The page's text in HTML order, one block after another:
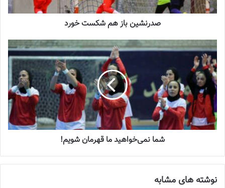
لیست تیم ملی فوتسال زنان اعلام شد
2025-04-28
سرنوشت عجیب ستاره ایرانی در تورکال
2023-05-12
برگزاری اردوی انتخابی تیم ملی فوتسال
بانوان
2023-08-01
صدرنشین باز هم شکست خورد
شما نمی‌خواهید ما قهرمان شویم!
نوشته های مشابه